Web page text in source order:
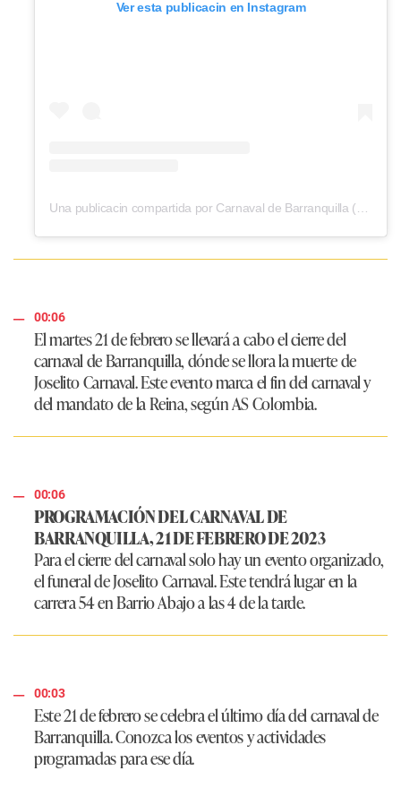
Ver esta publicacin en Instagram
Una publicacin compartida por Carnaval de Barranquilla (@carnavalbaq)
00:06
El martes 21 de febrero se llevará a cabo el cierre del
carnaval de Barranquilla, dónde se llora la muerte de
Joselito Carnaval. Este evento marca el fin del carnaval y
del mandato de la Reina, según AS Colombia.
00:06
PROGRAMACIÓN DEL CARNAVAL DE
BARRANQUILLA, 21 DE FEBRERO DE 2023
Para el cierre del carnaval solo hay un evento organizado,
el funeral de Joselito Carnaval. Este tendrá lugar en la
carrera 54 en Barrio Abajo a las 4 de la tarde.
00:03
Este 21 de febrero se celebra el último día del carnaval de
Barranquilla. Conozca los eventos y actividades
programadas para ese día.